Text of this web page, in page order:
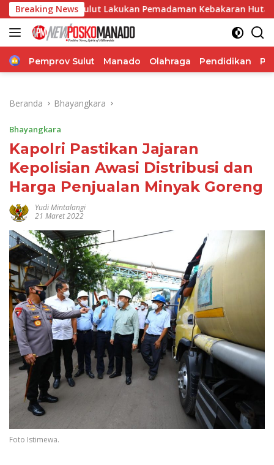
Langsung
ke
konten
Breaking News
Sulut Lakukan Pemadaman Kebakaran Hutan Gunung
Home
Pemprov Sulut Manado Olahraga Pendidikan
Beranda Bhayangkara
Bhayangkara
Kapolri Pastikan Jajaran
Kepolisian Awasi Distribusi dan
Harga Penjualan Minyak Goreng
Yudi Mintalangi
21 Maret 2022
Foto Istimewa.